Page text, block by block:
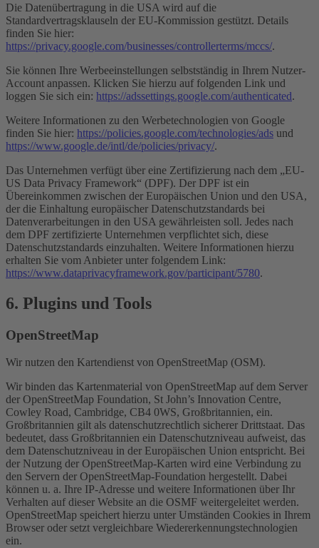
Die Datenübertragung in die USA wird auf die
Standardvertragsklauseln der EU-Kommission gestützt. Details
finden Sie hier:
https://privacy.google.com/businesses/controllerterms/mccs/.
Sie können Ihre Werbeeinstellungen selbstständig in Ihrem Nutzer-
Account anpassen. Klicken Sie hierzu auf folgenden Link und
loggen Sie sich ein: https://adssettings.google.com/authenticated.
Weitere Informationen zu den Werbetechnologien von Google
finden Sie hier: https://policies.google.com/technologies/ads und
https://www.google.de/intl/de/policies/privacy/.
Das Unternehmen verfügt über eine Zertifizierung nach dem „EU-
US Data Privacy Framework“ (DPF). Der DPF ist ein
Übereinkommen zwischen der Europäischen Union und den USA,
der die Einhaltung europäischer Datenschutzstandards bei
Datenverarbeitungen in den USA gewährleisten soll. Jedes nach
dem DPF zertifizierte Unternehmen verpflichtet sich, diese
Datenschutzstandards einzuhalten. Weitere Informationen hierzu
erhalten Sie vom Anbieter unter folgendem Link:
https://www.dataprivacyframework.gov/participant/5780.
6. Plugins und Tools
OpenStreetMap
Wir nutzen den Kartendienst von OpenStreetMap (OSM).
Wir binden das Kartenmaterial von OpenStreetMap auf dem Server
der OpenStreetMap Foundation, St John’s Innovation Centre,
Cowley Road, Cambridge, CB4 0WS, Großbritannien, ein.
Großbritannien gilt als datenschutzrechtlich sicherer Drittstaat. Das
bedeutet, dass Großbritannien ein Datenschutzniveau aufweist, das
dem Datenschutzniveau in der Europäischen Union entspricht. Bei
der Nutzung der OpenStreetMap-Karten wird eine Verbindung zu
den Servern der OpenStreetMap-Foundation hergestellt. Dabei
können u. a. Ihre IP-Adresse und weitere Informationen über Ihr
Verhalten auf dieser Website an die OSMF weitergeleitet werden.
OpenStreetMap speichert hierzu unter Umständen Cookies in Ihrem
Browser oder setzt vergleichbare Wiedererkennungstechnologien
ein.